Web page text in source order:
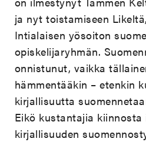
ja nyt toistamiseen
Intialaisen yösoiton
opiskelijaryhmän.
onnistunut, vaikka
hämmentääkin – etenkin
kirjallisuutta
Eikö kustantajia kiinnosta
kirjallisuuden